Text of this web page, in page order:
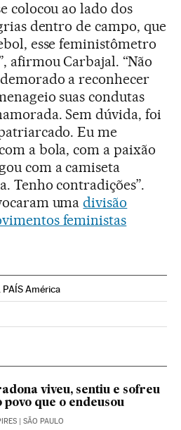
colocou ao lado dos
dentro de campo, que
esse feministômetro
afirmou Carbajal. “Não
a reconhecer
suas condutas
Sem dúvida, foi
Eu me
a bola, com a paixão
com a camiseta
Tenho contradições”.
umadivisão
feministas
América
en Twitter
Brasil en Instagram
País Brasil en Facebook
viveu, sentiu e sofreu
povo que o endeusou
| SÃO PAULO